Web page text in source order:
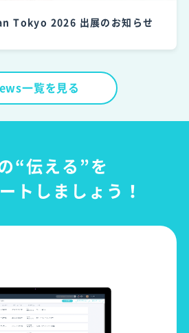
Tokyo 2026 出展のお知らせ
一覧を見る
“伝える”を
トしましょう！